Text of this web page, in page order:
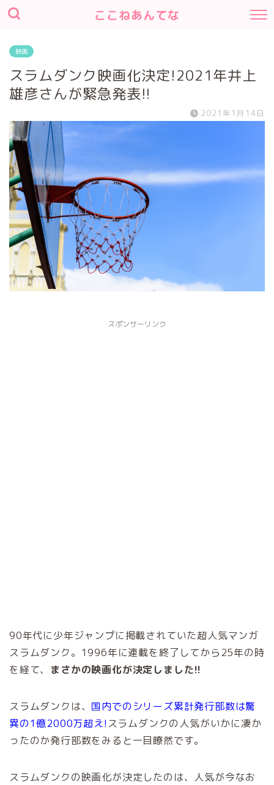
ここねあんてな
映画
スラムダンク映画化決定!2021年井上
雄彦さんが緊急発表!!
2021年1月14日
スポンサーリンク
90年代に少年ジャンプに掲載されていた超人気マンガ
スラムダンク。1996年に連載を終了してから25年の時
を経て、 まさかの映画化が決定しました!!
スラムダンクは、 国内でのシリーズ累計発行部数は驚
異の1億2000万超え! スラムダンクの人気がいかに凄か
ったのか発行部数をみると一目瞭然です。
スラムダンクの映画化が決定したのは、人気が今なお